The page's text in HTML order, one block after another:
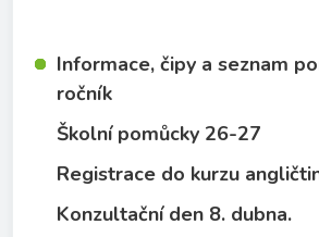
Informace, čipy a seznam
ročník
Školní pomůcky 26-27
Registrace do kurzu
Konzultační den 8. dubna.